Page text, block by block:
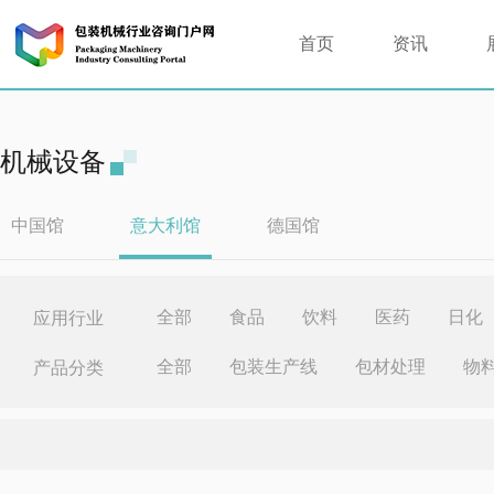
首页 资讯
机械设备
中国馆 意大利馆 德国馆
应用行业 全部 食品 饮料 医药 日化
产品分类 全部 包装生产线 包材处理 物